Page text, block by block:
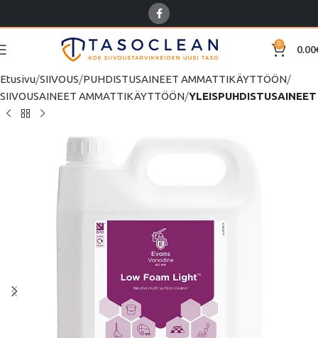
0 0.00
Etusivu SIIVOUS PUHDISTUSAINEET AMMATTIKÄYTTÖÖN
SIIVOUSAINEET AMMATTIKÄYTTÖÖN YLEISPUHDISTUSAINEET